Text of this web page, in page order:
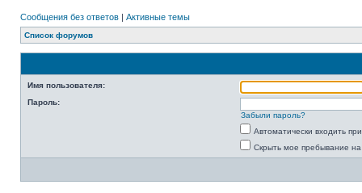
Сообщения без ответов | Активные темы
Список форумов
Имя пользователя:
Пароль:
Забыли пароль?
Автоматически входить
Скрыть мое пребывание